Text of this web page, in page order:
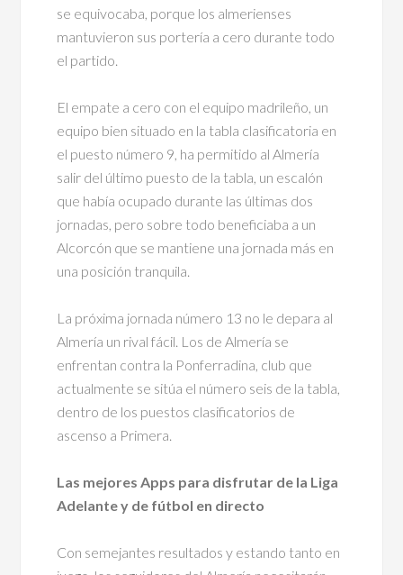
se equivocaba, porque los almerienses
mantuvieron sus portería a cero durante todo
el partido.
El empate a cero con el equipo madrileño, un
equipo bien situado en la tabla clasificatoria en
el puesto número 9, ha permitido al Almería
salir del último puesto de la tabla, un escalón
que había ocupado durante las últimas dos
jornadas, pero sobre todo beneficiaba a un
Alcorcón que se mantiene una jornada más en
una posición tranquila.
La próxima jornada número 13 no le depara al
Almería un rival fácil. Los de Almería se
enfrentan contra la Ponferradina, club que
actualmente se sitúa el número seis de la tabla,
dentro de los puestos clasificatorios de
ascenso a Primera.
Las mejores Apps para disfrutar de la Liga
Adelante y de fútbol en directo
Con semejantes resultados y estando tanto en